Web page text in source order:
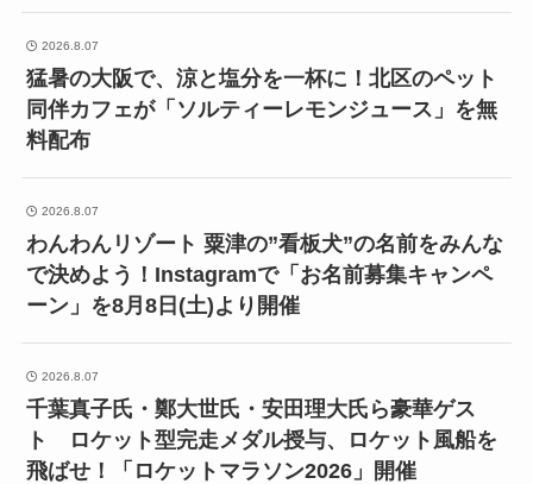
2026.8.07
猛暑の大阪で、涼と塩分を一杯に！北区のペット
同伴カフェが「ソルティーレモンジュース」を無
料配布
2026.8.07
わんわんリゾート 粟津の”看板犬”の名前をみんな
で決めよう！Instagramで「お名前募集キャンペ
ーン」を8月8日(土)より開催
2026.8.07
千葉真子氏・鄭大世氏・安田理大氏ら豪華ゲス
ト ロケット型完走メダル授与、ロケット風船を
飛ばせ！「ロケットマラソン2026」開催